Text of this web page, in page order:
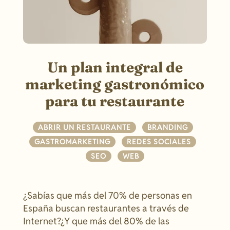
Un plan integral de
marketing gastronómico
para tu restaurante
ABRIR UN RESTAURANTE | BRANDING |
GASTROMARKETING
| REDES SOCIALES
SEO
| WEB
¿Sabías que más del 70% de personas en
España buscan restaurantes a través de
Internet?¿Y que más del 80% de las